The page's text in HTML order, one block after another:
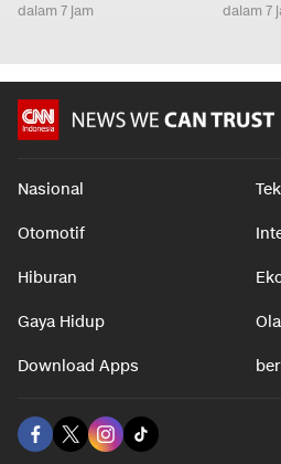
dalam 7 jam dalam 7
Nasional
Otomotif
Hiburan
Gaya Hidup
Download Apps